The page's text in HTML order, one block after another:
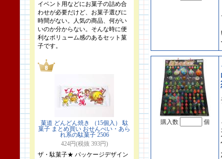
イベント用などにお菓子の詰め合
わせが必要だけど、お菓子選びに
時間がない。人気の商品、何がい
いのか分からない。そんな時に便
利なボリューム感のあるセット菓
子です。
菓道 どんどん焼き （15個入） 駄
菓子 まとめ買い おせんべい・あら
れ系の駄菓子 2506
424円(税抜 393円)
ザ・駄菓子★ パッケージデザイン
購入数 個